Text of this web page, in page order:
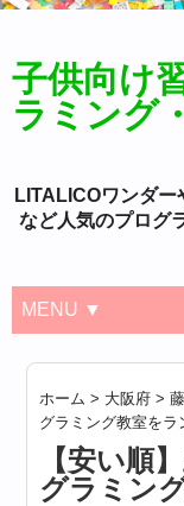
子供向け
ラミング
LITALICOワンダ
など人気のプログ
MENU ▼
ホーム > 大阪府 >
グラミング教室をラ
【安い順
グラミン